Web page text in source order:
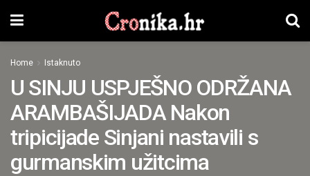
Home Istaknuto
U SINJU USPJEŠNO ODRŽANA
ARAMBAŠIJADA Nakon
tripicijade Sinjani nastavili s
gurmanskim užitcima